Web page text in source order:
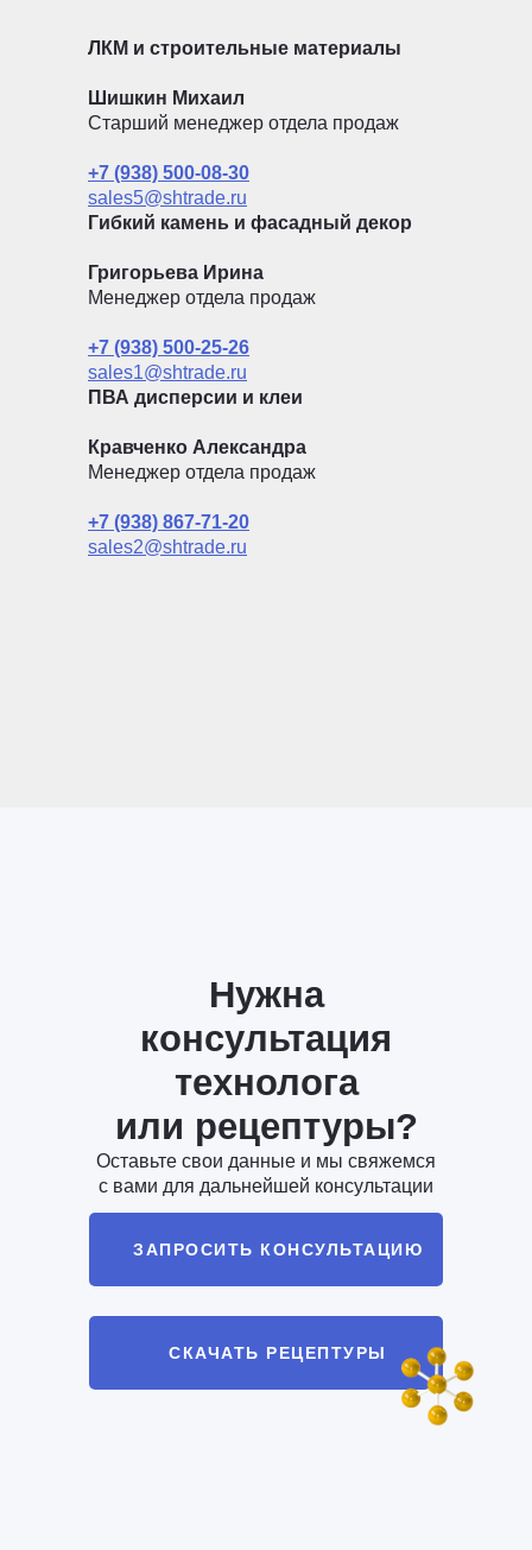
ЛКМ и строительные материалы
Шишкин Михаил
Старший менеджер отдела продаж
+7 (938) 500-08-30
sales5@shtrade.ru
Гибкий камень и фасадный декор
Григорьева Ирина
Менеджер отдела продаж
+7 (938) 500-25-26
sales1@shtrade.ru
ПВА дисперсии и клеи
Кравченко Александра
Менеджер отдела продаж
+7 (938) 867-71-20
sales2@shtrade.ru
СКАЧАТЬ РЕЦЕПТУРЫ
ЗАПРОСИТЬ КОНСУЛЬТАЦИЮ
Нужна
консультация
технолога
или рецептуры?
Оставьте свои данные и мы свяжемся
с вами для дальнейшей консультации